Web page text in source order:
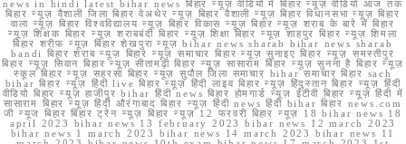
news in hindi latest bihar news बिहार न्यूज़ वीडियो में बिहार न्यूज़ वीडियो आज तक
बिहार न्यूज़ वैशाली जिला बिहार वेअथेर न्यूज़ बिहार वैशाली न्यूज़ बिहार विधानसभा न्यूज़ बिहार
वाला न्यूज़ बिहार विश्वविद्यालय न्यूज़ बिहार विकास न्यूज़ बिहार न्यूज़ शराब के बारे में बिहार
न्यूज़ शिक्षक बिहार न्यूज़ शराबबंदी बिहार न्यूज़ शिक्षा बिहार न्यूज़ शाहपुर बिहार न्यूज़ शिमला
बिहार शरीफ न्यूज़ बिहार शेखपुरा न्यूज़ bihar news sharab bihar news sharab
bandi बिहार शराब न्यूज़ बिहार न्यूज़ समाचार बिहार न्यूज़ सुनाइए बिहार न्यूज़ समस्तीपुर
बिहार न्यूज़ सिवान बिहार न्यूज़ सीतामढ़ी बिहार न्यूज़ सासाराम बिहार न्यूज़ सुनना है बिहार न्यूज़
स्कूल बिहार न्यूज़ सहरसा बिहार न्यूज़ सुपौल जिला समाचार bihar समाचार बिहार sach
bihar बिहार न्यूज़ हिंदी live बिहार न्यूज़ हिंदी लाइव बिहार न्यूज़ हिंदुस्तान बिहार न्यूज़ हिंदी
वीडियो बिहार न्यूज़ हाजीपुर bihar हिंदी news बिहार होमगार्ड न्यूज़ ईटीवी बिहार न्यूज़ हिंदी में
सासाराम बिहार न्यूज़ हिंदी औरंगाबाद बिहार न्यूज़ हिंदी news हिंदी bihar बिहार news.com
जी न्यूज बिहार बिहार ट्रेन न्यूज़ बिहार न्यूज़ 12 फरवरी बिहार न्यूज़ 18 bihar news 18
april 2023 bihar news 13 february 2023 bihar news 12 march 2023
bihar news 1 march 2023 bihar news 14 march 2023 bihar news 11